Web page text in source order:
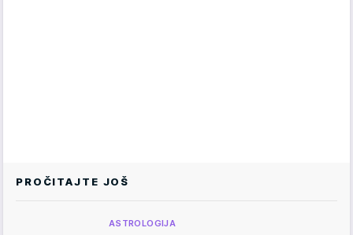
PROČITAJTE JOŠ
ASTROLOGIJA